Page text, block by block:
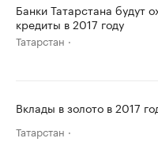
Банки Татарстана будут
кредиты в 2017 году
Татарстан
Вклады в золото в 2017
Татарстан